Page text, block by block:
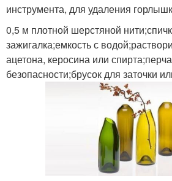
инструмента, для удаления
0,5 м плотной шерстяной
зажигалка;емкость с
ацетона, керосина или
безопасности;брусок для заточки